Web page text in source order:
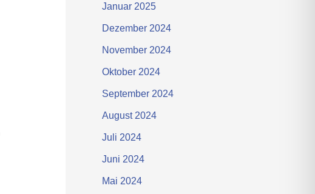
Januar 2025
Dezember 2024
November 2024
Oktober 2024
September 2024
August 2024
Juli 2024
Juni 2024
Mai 2024